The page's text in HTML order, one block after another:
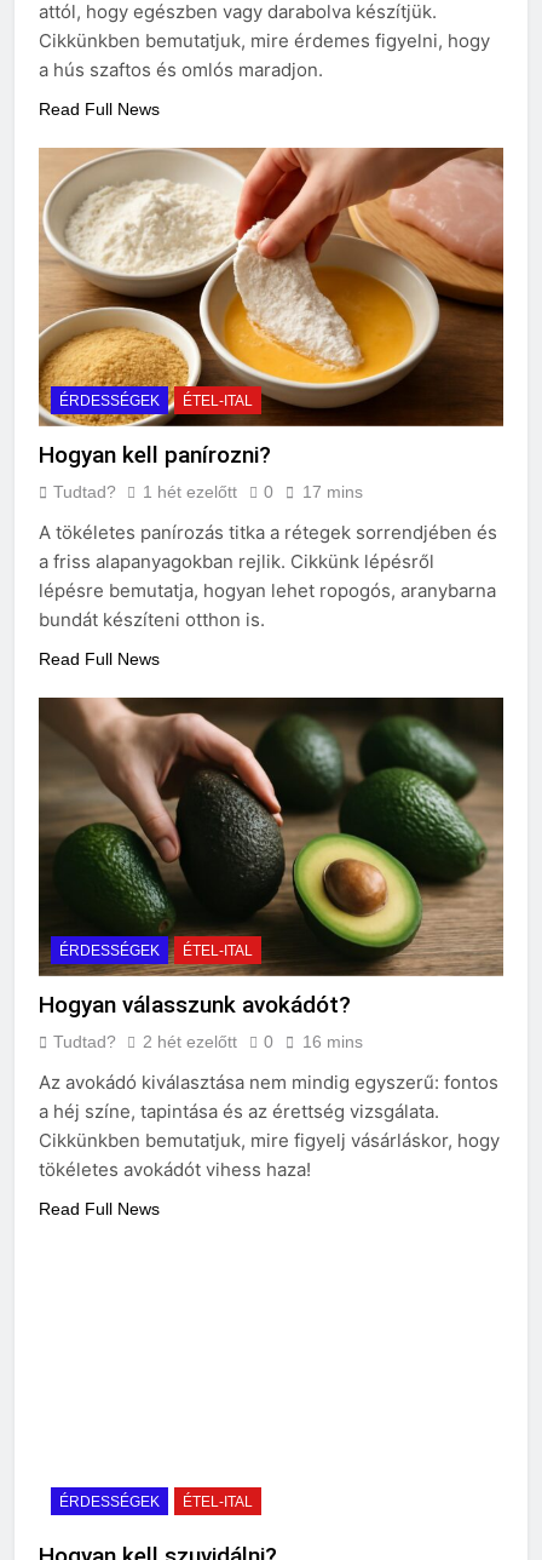
3 Nap Ezelőtt
attól, hogy egészben vagy darabolva készítjük.
Cikkünkben bemutatjuk, mire érdemes figyelni, hogy
a hús szaftos és omlós maradjon.
Read Full News
ÉRDESSÉGEK ÉTEL-ITAL
Hogyan kell panírozni?
Tudtad? 1 hét ezelőtt 0 17 mins
A tökéletes panírozás titka a rétegek sorrendjében és
a friss alapanyagokban rejlik. Cikkünk lépésről
lépésre bemutatja, hogyan lehet ropogós, aranybarna
bundát készíteni otthon is.
Read Full News
ÉRDESSÉGEK ÉTEL-ITAL
Hogyan válasszunk avokádót?
Tudtad? 2 hét ezelőtt 0 16 mins
Az avokádó kiválasztása nem mindig egyszerű: fontos
a héj színe, tapintása és az érettség vizsgálata.
Cikkünkben bemutatjuk, mire figyelj vásárláskor, hogy
tökéletes avokádót vihess haza!
Read Full News
ÉRDESSÉGEK ÉTEL-ITAL